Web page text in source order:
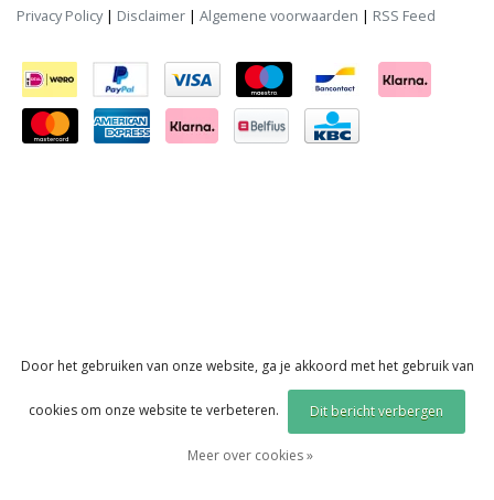
Privacy Policy| Disclaimer | Algemene voorwaarden | RSS Feed
Door het gebruiken van onze website, ga je akkoord met het gebruik van
cookies om onze website te verbeteren. Dit bericht verbergen
Meer over cookies »